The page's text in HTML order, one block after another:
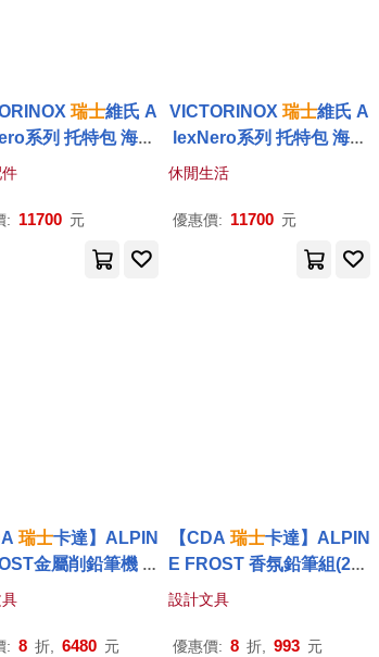
瑞士維氏 A
系列 托特包 海軍
: 11700 元
VICTORINOX瑞士維氏 A
lexNero系列 托特包 海軍
休閒生活
優惠價: 11700 元
瑞士卡達】ALPIN
金屬削鉛筆機 (2
025聖誕特別版)
: 8 折, 6480 元
【CDA 瑞士卡達】ALPIN
E FROST 香氛鉛筆組(202
5聖誕特別版)
設計文具
優惠價: 8 折, 993 元